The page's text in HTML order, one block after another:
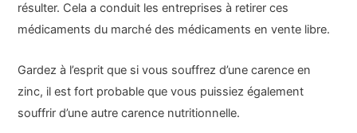
résulter. Cela a conduit les entreprises à retirer ces
médicaments du marché des médicaments en vente libre.
Gardez à l’esprit que si vous souffrez d’une carence en
zinc, il est fort probable que vous puissiez également
souffrir d’une autre carence nutritionnelle.